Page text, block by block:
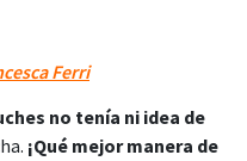
Ferri
no tenía ni idea de
¡Qué mejor manera de